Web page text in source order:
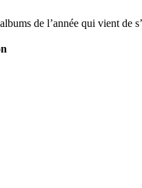
de l’année qui vient de